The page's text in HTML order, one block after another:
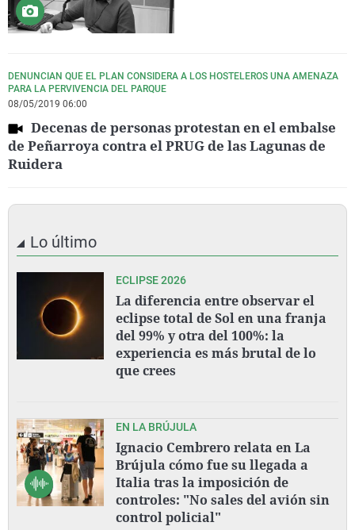
DENUNCIAN QUE EL PLAN CONSIDERA A LOS HOSTELEROS UNA AMENAZA
PARA LA PERVIVENCIA DEL PARQUE
08/05/2019 06:00
Decenas de personas protestan en el embalse
de Peñarroya contra el PRUG de las Lagunas de
Ruidera
Lo último
ECLIPSE 2026
La diferencia entre observar el
eclipse total de Sol en una franja
del 99% y otra del 100%: la
experiencia es más brutal de lo
que crees
EN LA BRÚJULA
Ignacio Cembrero relata en La
Brújula cómo fue su llegada a
Italia tras la imposición de
controles: "No sales del avión sin
control policial"